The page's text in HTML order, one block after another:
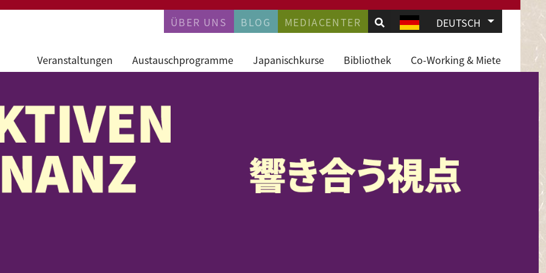
PERMANENTNAVIGATION
ÜBER UNS BLOG MEDIACENTER DEUTSCH Weitere
Veranstaltungen Austauschprogramme Japanischkurse Bibliothek Co-Working & Miete